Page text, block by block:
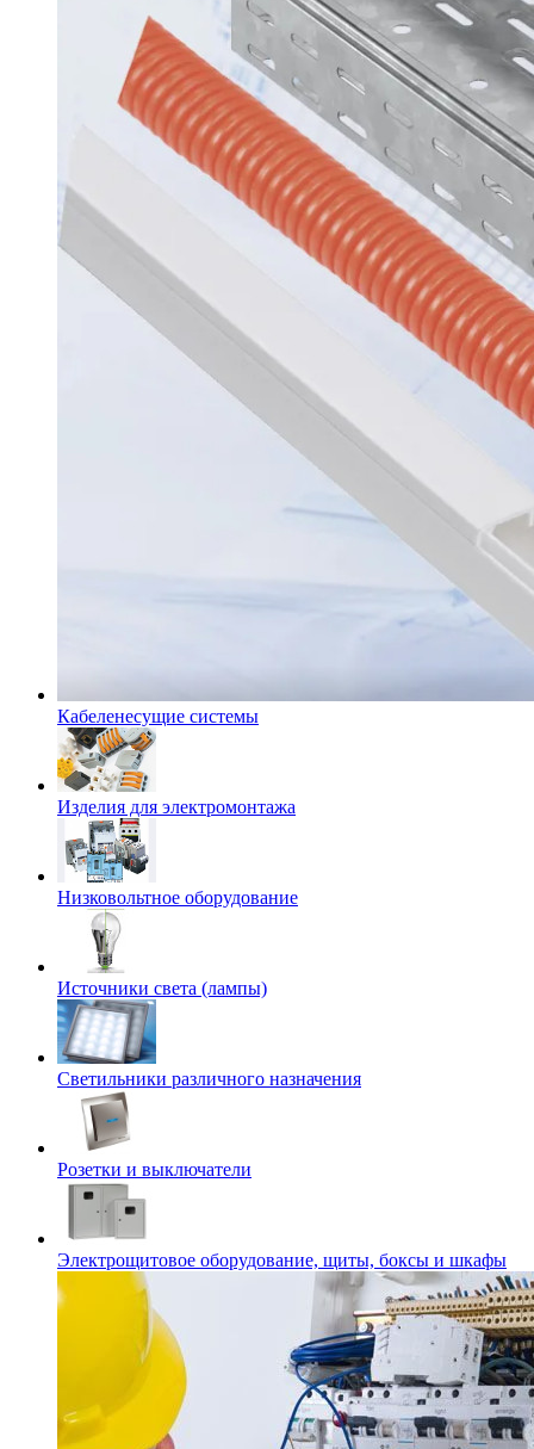
Кабеленесущие системы
Изделия для электромонтажа
Низковольтное оборудование
Источники света (лампы)
Светильники различного назначения
Розетки и выключатели
Электрощитовое оборудование, щиты, боксы и шкафы